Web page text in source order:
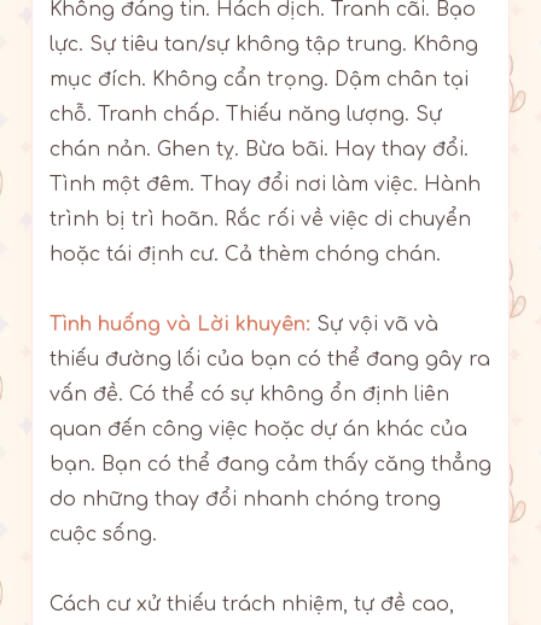
Không đáng tin. Hách dịch. Tranh cãi. Bạo
lực. Sự tiêu tan/sự không tập trung. Không
mục đích. Không cẩn trọng. Dậm chân tại
chỗ. Tranh chấp. Thiếu năng lượng. Sự
chán nản. Ghen tỵ. Bừa bãi. Hay thay đổi.
Tình một đêm. Thay đổi nơi làm việc. Hành
trình bị trì hoãn. Rắc rối về việc di chuyển
hoặc tái định cư. Cả thèm chóng chán.
Tình huống và Lời khuyên: Sự vội vã và
thiếu đường lối của bạn có thể đang gây ra
vấn đề. Có thể có sự không ổn định liên
quan đến công việc hoặc dự án khác của
bạn. Bạn có thể đang cảm thấy căng thẳng
do những thay đổi nhanh chóng trong
cuộc sống.
Cách cư xử thiếu trách nhiệm, tự đề cao,